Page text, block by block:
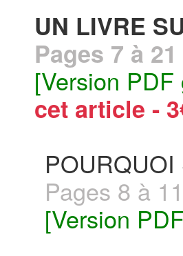
UN LIVRE
Pages 7 à 21
[Version
cet article -
Pages 8 à 11
[Version